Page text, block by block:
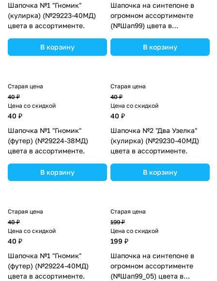
Шапочка №1 "Гномик"
(кулирка) (№29223-40МД)
цвета в ассортименте.
В корзину
Шапочка на синтепоне в
огромном ассортименте
(№Шап99) цвета в
В корзину
Старая цена
40 ₽
Цена со скидкой
40 ₽
Шапочка №1 "Гномик"
(футер) (№29224-38МД)
цвета в ассортименте.
В корзину
Старая цена
40 ₽
Цена со скидкой
40 ₽
Шапочка №2 "Два Узелка"
(кулирка) (№29230-40МД)
цвета в ассортименте.
В корзину
Старая цена
40 ₽
Цена со скидкой
40 ₽
Шапочка №1 "Гномик"
(футер) (№29224-40МД)
цвета в ассортименте.
Старая цена
199 ₽
Цена со скидкой
199 ₽
Шапочка на синтепоне в
огромном ассортименте
(№Шап99_05) цвета в